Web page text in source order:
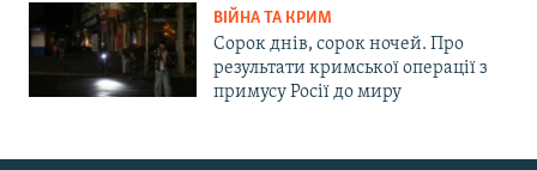
ВІЙНА ТА КРИМ
Сорок днів, сорок ночей. Про
результати кримської операції з
примусу Росії до миру